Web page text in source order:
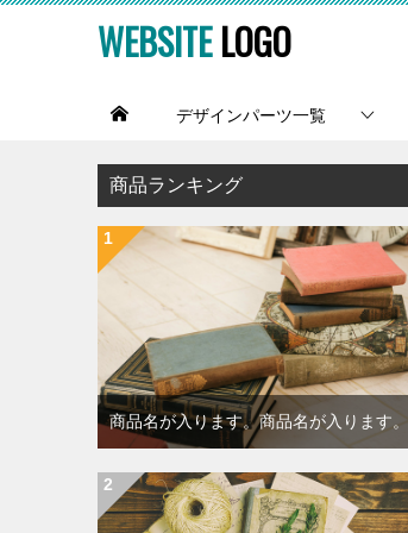
WEBSITELOGO
デザインパーツ一覧
商品ランキング
商品名が入ります。商品名が入ります。